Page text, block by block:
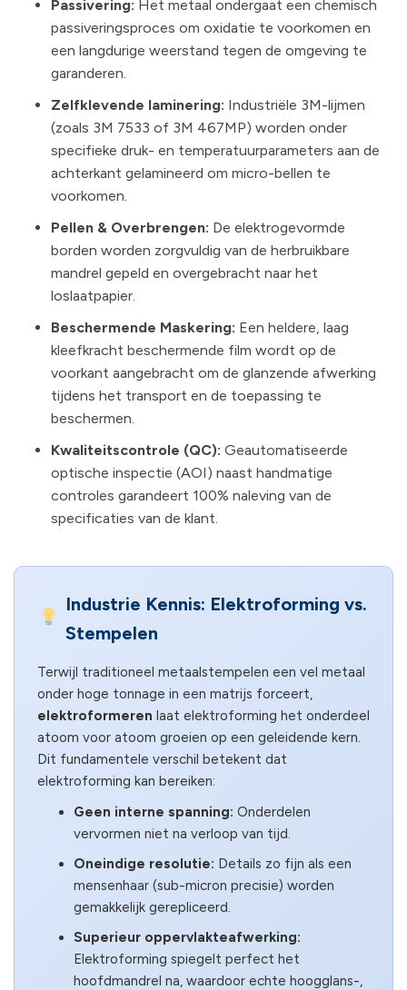
Passivering: Het metaal ondergaat een chemisch
passiveringsproces om oxidatie te voorkomen en
een langdurige weerstand tegen de omgeving te
garanderen.
Zelfklevende laminering: Industriële 3M-lijmen
(zoals 3M 7533 of 3M 467MP) worden onder
specifieke druk- en temperatuurparameters aan de
achterkant gelamineerd om micro-bellen te
voorkomen.
Pellen & Overbrengen: De elektrogevormde
borden worden zorgvuldig van de herbruikbare
mandrel gepeld en overgebracht naar het
loslaatpapier.
Beschermende Maskering: Een heldere, laag
kleefkracht beschermende film wordt op de
voorkant aangebracht om de glanzende afwerking
tijdens het transport en de toepassing te
beschermen.
Kwaliteitscontrole (QC): Geautomatiseerde
optische inspectie (AOI) naast handmatige
controles garandeert 100% naleving van de
specificaties van de klant.
Industrie Kennis: Elektroforming vs.
Stempelen
Terwijl traditioneel metaalstempelen een vel metaal
onder hoge tonnage in een matrijs forceert,
elektroformeren laat elektroforming het onderdeel
atoom voor atoom groeien op een geleidende kern.
Dit fundamentele verschil betekent dat
elektroforming kan bereiken:
Geen interne spanning: Onderdelen
vervormen niet na verloop van tijd.
Oneindige resolutie: Details zo fijn als een
mensenhaar (sub-micron precisie) worden
gemakkelijk gerepliceerd.
Superieur oppervlakteafwerking:
Elektroforming spiegelt perfect het
hoofdmandrel na, waardoor echte hoogglans-,